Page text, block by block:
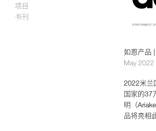
项目
书刊
如恩产品
May 2022
2022米兰
国家的37
明（
品将亮相